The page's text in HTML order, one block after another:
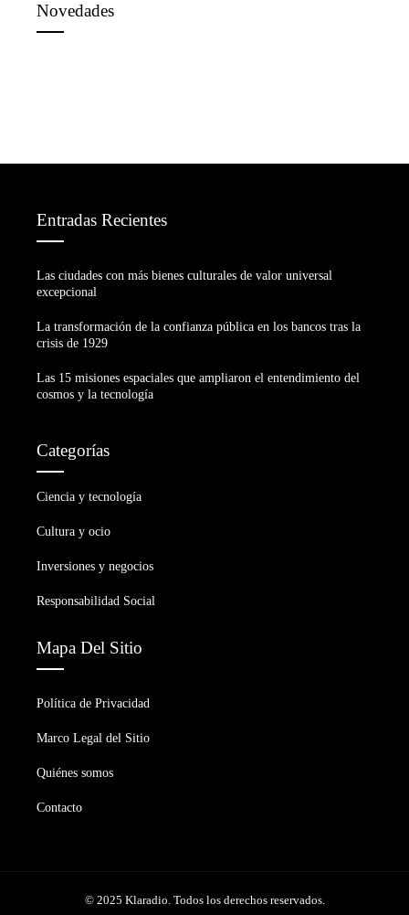
Novedades
Entradas Recientes
Las ciudades con más bienes culturales de valor universal
excepcional
La transformación de la confianza pública en los bancos tras la
crisis de 1929
Las 15 misiones espaciales que ampliaron el entendimiento del
cosmos y la tecnología
Categorías
Ciencia y tecnología
Cultura y ocio
Inversiones y negocios
Responsabilidad Social
Mapa Del Sitio
Política de Privacidad
Marco Legal del Sitio
Quiénes somos
Contacto
© 2025 Klaradio. Todos los derechos reservados.